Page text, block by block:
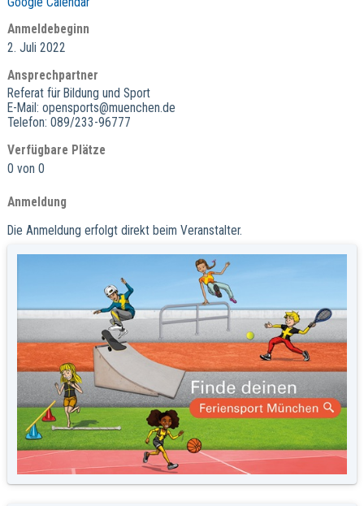
Anmeldebeginn
2. Juli 2022
Ansprechpartner
Referat für Bildung und Sport
E-Mail: opensports@muenchen.de
Telefon: 089/233-96777
Verfügbare Plätze
0 von 0
Anmeldung
Die Anmeldung erfolgt direkt beim Veranstalter.